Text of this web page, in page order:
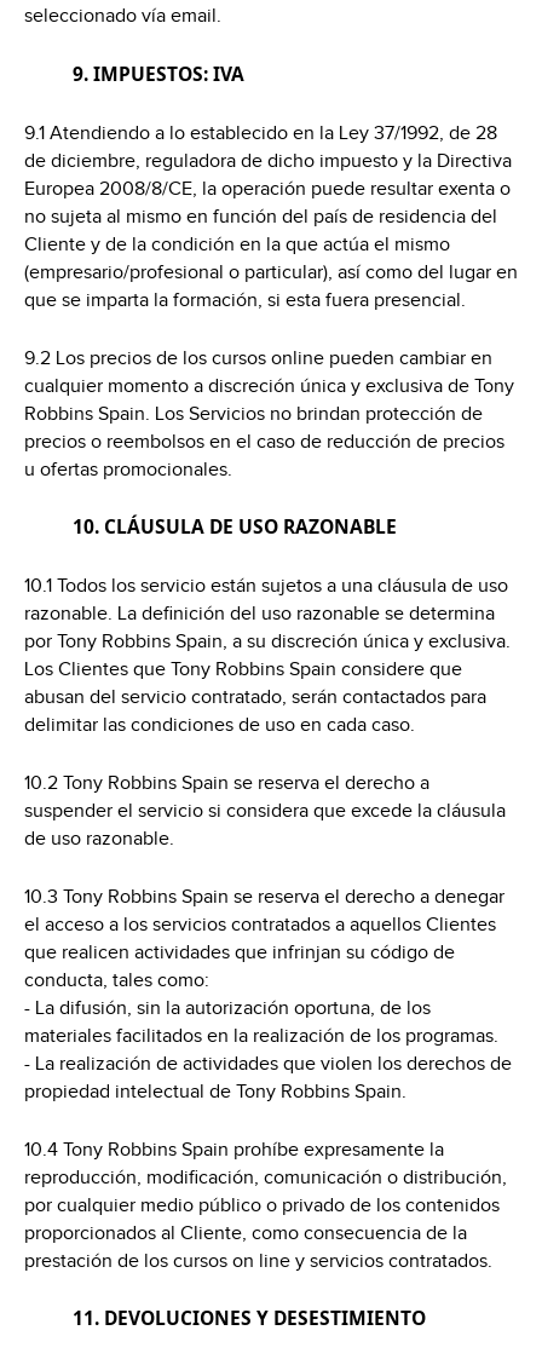
seleccionado vía email.
9. IMPUESTOS: IVA
9.1 Atendiendo a lo establecido en la Ley 37/1992, de 28
de diciembre, reguladora de dicho impuesto y la Directiva
Europea 2008/8/CE, la operación puede resultar exenta o
no sujeta al mismo en función del país de residencia del
Cliente y de la condición en la que actúa el mismo
(empresario/profesional o particular), así como del lugar en
que se imparta la formación, si esta fuera presencial.
9.2 Los precios de los cursos online pueden cambiar en
cualquier momento a discreción única y exclusiva de Tony
Robbins Spain. Los Servicios no brindan protección de
precios o reembolsos en el caso de reducción de precios
u ofertas promocionales.
10. CLÁUSULA DE USO RAZONABLE
10.1 Todos los servicio están sujetos a una cláusula de uso
razonable. La definición del uso razonable se determina
por Tony Robbins Spain, a su discreción única y exclusiva.
Los Clientes que Tony Robbins Spain considere que
abusan del servicio contratado, serán contactados para
delimitar las condiciones de uso en cada caso.
10.2 Tony Robbins Spain se reserva el derecho a
suspender el servicio si considera que excede la cláusula
de uso razonable.
10.3 Tony Robbins Spain se reserva el derecho a denegar
el acceso a los servicios contratados a aquellos Clientes
que realicen actividades que infrinjan su código de
conducta, tales como:
- La difusión, sin la autorización oportuna, de los
materiales facilitados en la realización de los programas.
- La realización de actividades que violen los derechos de
propiedad intelectual de Tony Robbins Spain.
10.4 Tony Robbins Spain prohíbe expresamente la
reproducción, modificación, comunicación o distribución,
por cualquier medio público o privado de los contenidos
proporcionados al Cliente, como consecuencia de la
prestación de los cursos on line y servicios contratados.
11. DEVOLUCIONES Y DESESTIMIENTO